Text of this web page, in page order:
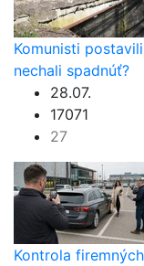
Komunisti
nechali spadnúť?
28.07.
17071
27
Kontrola